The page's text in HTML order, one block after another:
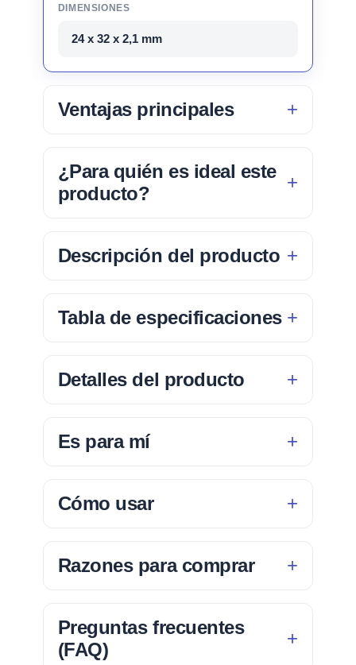
DIMENSIONES
24 x 32 x 2,1 mm
Ventajas principales
¿Para quién es ideal este
producto?
Descripción del producto
Tabla de especificaciones
Detalles del producto
Es para mí
Cómo usar
Razones para comprar
Preguntas frecuentes
(FAQ)